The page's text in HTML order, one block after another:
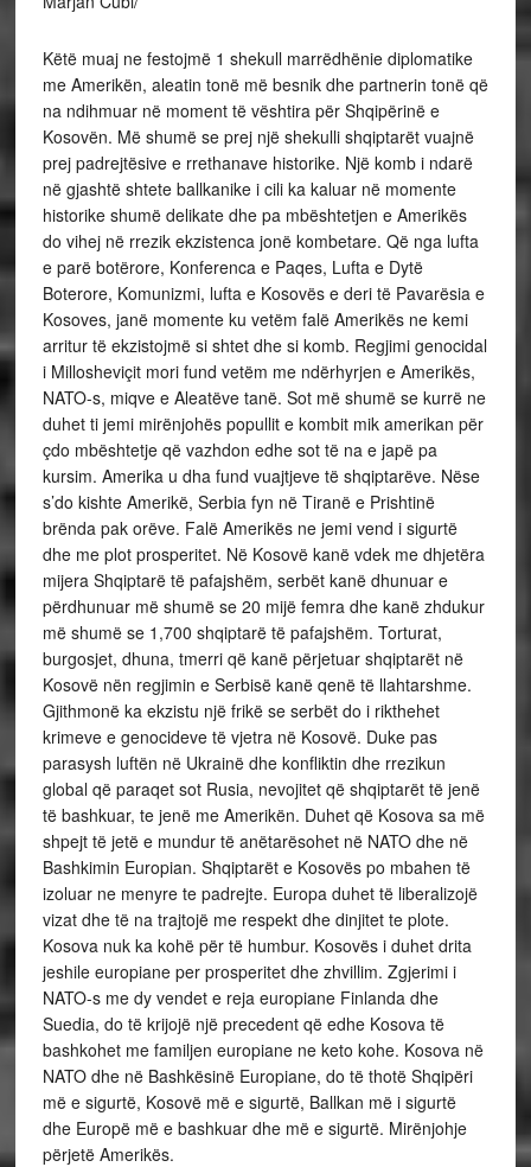
Këtë muaj ne festojmë 1 shekull marrëdhënie diplomatike
me Amerikën, aleatin tonë më besnik dhe partnerin tonë që
na ndihmuar në moment të vështira për Shqipërinë e
Kosovën. Më shumë se prej një shekulli shqiptarët vuajnë
prej padrejtësive e rrethanave historike. Një komb i ndarë
në gjashtë shtete ballkanike i cili ka kaluar në momente
historike shumë delikate dhe pa mbështetjen e Amerikës
do vihej në rrezik ekzistenca jonë kombetare. Që nga lufta
e parë botërore, Konferenca e Paqes, Lufta e Dytë
Boterore, Komunizmi, lufta e Kosovës e deri të Pavarësia e
Kosoves, janë momente ku vetëm falë Amerikës ne kemi
arritur të ekzistojmë si shtet dhe si komb. Regjimi genocidal
i Millosheviçit mori fund vetëm me ndërhyrjen e Amerikës,
NATO-s, miqve e Aleatëve tanë. Sot më shumë se kurrë ne
duhet ti jemi mirënjohës popullit e kombit mik amerikan për
çdo mbështetje që vazhdon edhe sot të na e japë pa
kursim. Amerika u dha fund vuajtjeve të shqiptarëve. Nëse
s’do kishte Amerikë, Serbia fyn në Tiranë e Prishtinë
brënda pak orëve. Falë Amerikës ne jemi vend i sigurtë
dhe me plot prosperitet. Në Kosovë kanë vdek me dhjetëra
mijera Shqiptarë të pafajshëm, serbët kanë dhunuar e
përdhunuar më shumë se 20 mijë femra dhe kanë zhdukur
më shumë se 1,700 shqiptarë të pafajshëm. Torturat,
burgosjet, dhuna, tmerri që kanë përjetuar shqiptarët në
Kosovë nën regjimin e Serbisë kanë qenë të llahtarshme.
Gjithmonë ka ekzistu një frikë se serbët do i rikthehet
krimeve e genocideve të vjetra në Kosovë. Duke pas
parasysh luftën në Ukrainë dhe konfliktin dhe rrezikun
global që paraqet sot Rusia, nevojitet që shqiptarët të jenë
të bashkuar, te jenë me Amerikën. Duhet që Kosova sa më
shpejt të jetë e mundur të anëtarësohet në NATO dhe në
Bashkimin Europian. Shqiptarët e Kosovës po mbahen të
izoluar ne menyre te padrejte. Europa duhet të liberalizojë
vizat dhe të na trajtojë me respekt dhe dinjitet te plote.
Kosova nuk ka kohë për të humbur. Kosovës i duhet drita
jeshile europiane per prosperitet dhe zhvillim. Zgjerimi i
NATO-s me dy vendet e reja europiane Finlanda dhe
Suedia, do të krijojë një precedent që edhe Kosova të
bashkohet me familjen europiane ne keto kohe. Kosova në
NATO dhe në Bashkësinë Europiane, do të thotë Shqipëri
më e sigurtë, Kosovë më e sigurtë, Ballkan më i sigurtë
dhe Europë më e bashkuar dhe më e sigurtë. Mirënjohje
përjetë Amerikës.